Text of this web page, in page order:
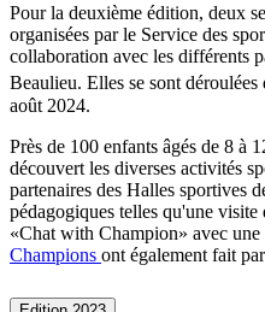
Pour la deuxième édition, deux
organisées par le Service des
collaboration avec les différents
Beaulieu. Elles se sont déroulées
août 2024.
Près de 100 enfants âgés de 8 à
découvert les diverses activités
partenaires des Halles sportives
pédagogiques telles qu'une visite
«Chat with Champion» avec une
Champions ont également fait